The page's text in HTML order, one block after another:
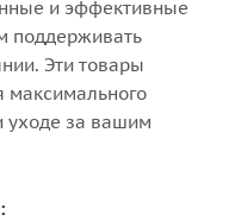
и эффективные
поддерживать
Эти товары
максимального
уходе за вашим